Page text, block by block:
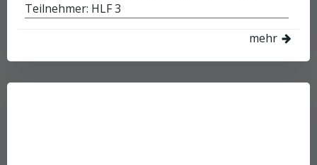
Teilnehmer: HLF 3
mehr